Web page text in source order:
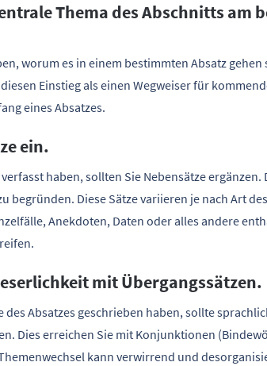
Thema des Abschnitts am
worum es in einem bestimmten Absatz
Einstieg als einen Wegweiser für
eines Absatzes.
ein.
haben, sollten Sie Nebensätze ergänzen.
begründen. Diese Sätze variieren je nach Art
Anekdoten, Daten oder alles andere
mit Übergangssätzen.
des Absatzes geschrieben haben, sollte
Dies erreichen Sie mit Konjunktionen
kann verwirrend und